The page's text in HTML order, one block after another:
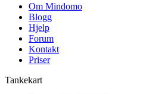
Om Mindomo
Blogg
Hjelp
Forum
Kontakt
Priser
Tankekart